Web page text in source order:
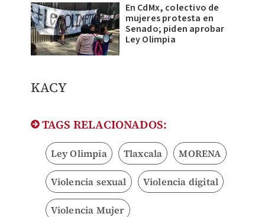
En CdMx, colectivo de
mujeres protesta en
Senado; piden aprobar
Ley Olimpia
KACY
TAGS RELACIONADOS:
Ley Olimpia Tlaxcala MORENA
Violencia sexual Violencia digital
Violencia Mujer